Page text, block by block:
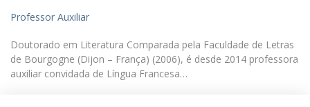
Professor Auxiliar
Doutorado em Literatura Comparada pela Faculdade de Letras
de Bourgogne (Dijon – França) (2006), é desde 2014 professora
auxiliar convidada de Língua Francesa…